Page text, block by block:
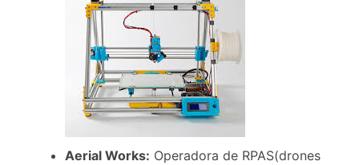
Aerial Works: Operadora de RPAS(drones